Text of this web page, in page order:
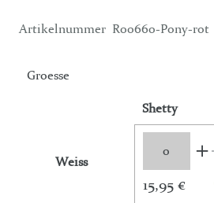
Artikelnummer R00660-Pony-rot
Groesse
Shetty
Weiss
15,95 €